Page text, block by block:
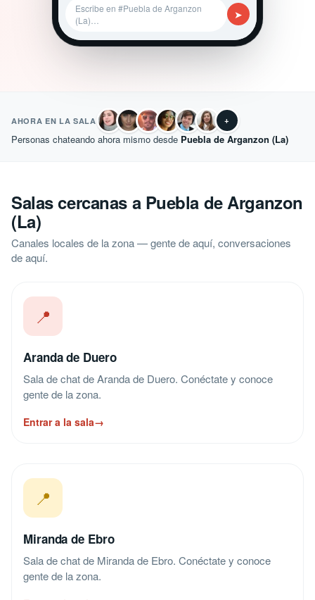
Escribe en #Puebla de Arganzon
(La)…
➤
AHORA EN LA SALA +
Personas chateando ahora mismo desde Puebla de Arganzon (La)
Salas cercanas a Puebla de Arganzon
(La)
Canales locales de la zona — gente de aquí, conversaciones
de aquí.
📍
Aranda de Duero
Sala de chat de Aranda de Duero. Conéctate y conoce
gente de la zona.
Entrar a la sala→
📍
Miranda de Ebro
Sala de chat de Miranda de Ebro. Conéctate y conoce
gente de la zona.